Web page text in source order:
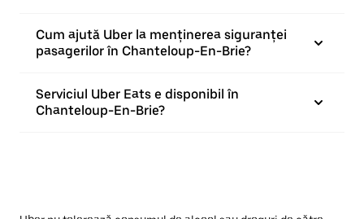
Cum ajută Uber la menținerea siguranței
pasagerilor în Chanteloup-En-Brie?
Serviciul Uber Eats e disponibil în
Chanteloup-En-Brie?